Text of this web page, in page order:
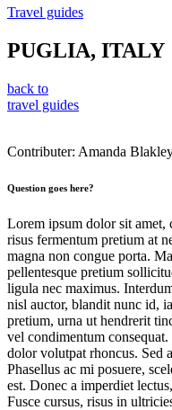
Travel guides
PUGLIA, ITALY
back to
travel guides
Contributer: Amanda
Question goes here?
Lorem ipsum dolor sit amet,
risus fermentum pretium at
magna non congue porta.
pellentesque pretium
ligula nec maximus.
nisl auctor, blandit nunc id,
pretium, urna ut hendrerit
vel condimentum
dolor volutpat rhoncus. Sed
Phasellus ac mi posuere,
est. Donec a imperdiet
Fusce cursus, risus in